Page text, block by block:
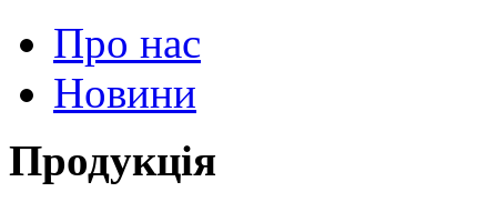
Про нас
Новини
Продукція